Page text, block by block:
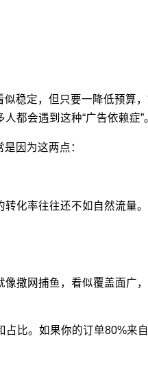
稳定，但只要一降低预算
人都会遇到这种“广告依赖症”
因为这两点：
化率往往还不如自然流量
撒网捕鱼，看似覆盖面
占比。如果你的订单80%来